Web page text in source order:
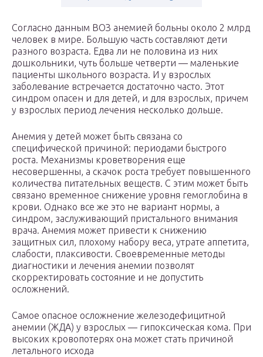
Согласно данным ВОЗ анемией больны около 2 млрд
человек в мире. Большую часть составляют дети
разного возраста. Едва ли не половина из них
дошкольники, чуть больше четверти — маленькие
пациенты школьного возраста. И у взрослых
заболевание встречается достаточно часто. Этот
синдром опасен и для детей, и для взрослых, причем
у взрослых период лечения несколько дольше.
Анемия у детей может быть связана со
специфической причиной: периодами быстрого
роста. Механизмы кроветворения еще
несовершенны, а скачок роста требует повышенного
количества питательных веществ. С этим может быть
связано временное снижение уровня гемоглобина в
крови. Однако все же это не вариант нормы, а
синдром, заслуживающий пристального внимания
врача. Анемия может привести к снижению
защитных сил, плохому набору веса, утрате аппетита,
слабости, плаксивости. Своевременные методы
диагностики и лечения анемии позволят
скорректировать состояние и не допустить
осложнений.
Самое опасное осложнение железодефицитной
анемии (ЖДА) у взрослых — гипоксическая кома. При
высоких кровопотерях она может стать причиной
летального исхода